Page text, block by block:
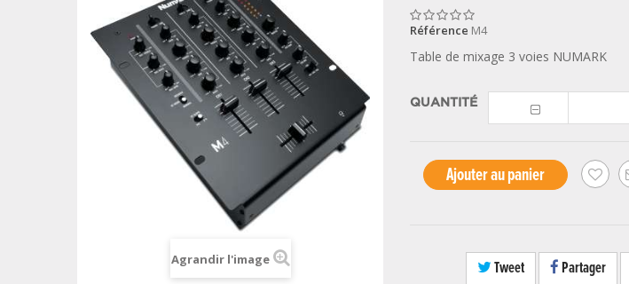
Agrandir l'image
Référence M4
Table de mixage 3 voies NUMARK
QUANTITÉ
Ajouter au panier
Tweet Partager